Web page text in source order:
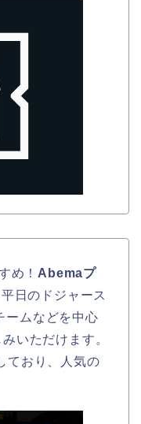
め！ Abemaプ
日のドジャース
ームなどを中心
いただけます。
ており、人気の